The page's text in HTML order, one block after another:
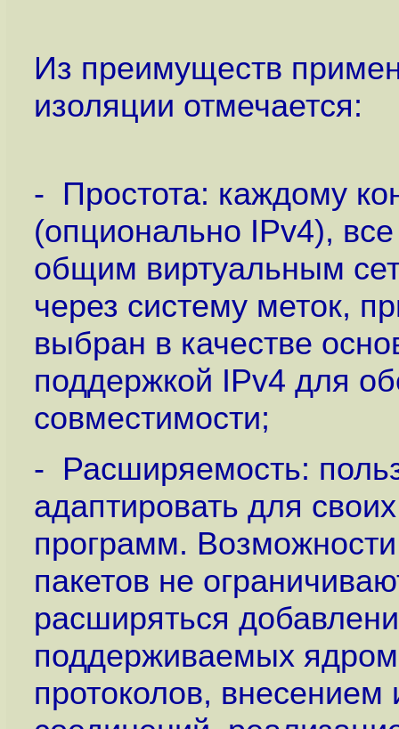
Из преимуществ
изоляции отмечается:
- Простота: каждому
(опционально IPv4),
общим виртуальным
через систему меток,
выбран в качестве
поддержкой IPv4 для
совместимости;
- Расширяемость:
адаптировать для
программ.
пакетов не
расширяться
поддерживаемых
протоколов,